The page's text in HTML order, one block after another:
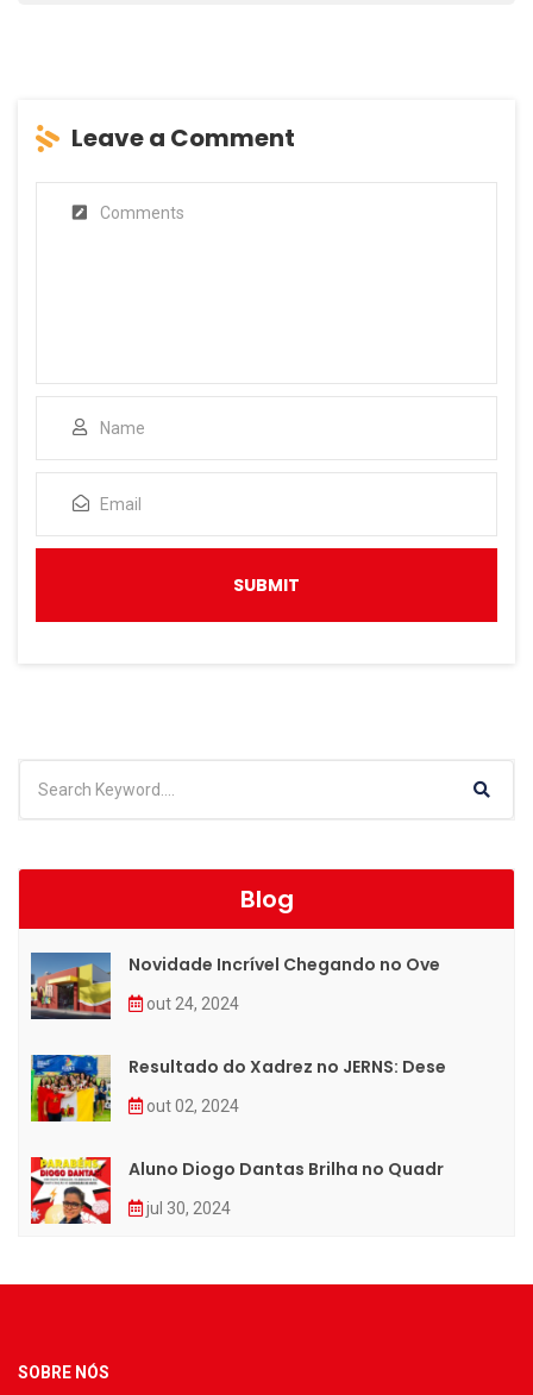
Leave a Comment
Blog
Novidade Incrível Chegando no Ove
out 24, 2024
Resultado do Xadrez no JERNS: Dese
out 02, 2024
Aluno Diogo Dantas Brilha no Quadr
jul 30, 2024
SOBRE NÓS